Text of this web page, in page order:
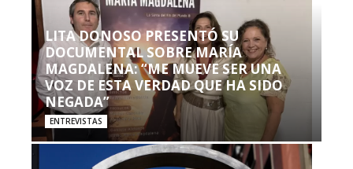
LITA DONOSO PRESENTÓ SU
DOCUMENTAL SOBRE MARÍA
MAGDALENA: “ME MUEVE SER UNA
VOZ DE ESTA VERDAD QUE HA SIDO
NEGADA”
ENTREVISTAS